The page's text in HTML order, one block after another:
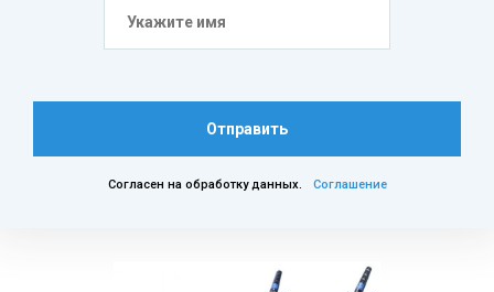
Отправить
Согласен на обработку данных. Соглашение